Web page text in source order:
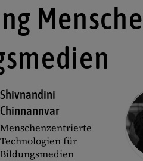
Shivnandini
Chinnannvar
Menschenzentrierte
Technologien für
Bildungsmedien